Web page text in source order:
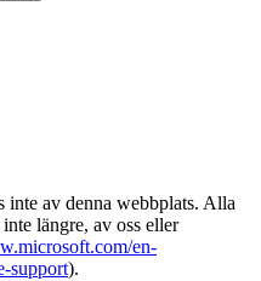
inte av denna webbplats. Alla
längre, av oss eller
en-
support).